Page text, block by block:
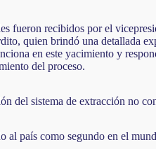
fueron recibidos por el
quien brindó una detallada
en este yacimiento y
del proceso.
del sistema de extracción no
país como segundo en el